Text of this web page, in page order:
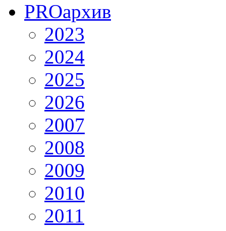
PROархив
2023
2024
2025
2026
2007
2008
2009
2010
2011